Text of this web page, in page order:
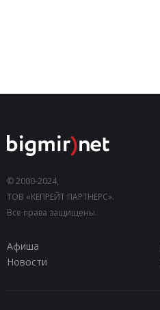
© 2000-2024,
ТОВ «КЕПРЕЙТ ПАРТНЕРС».
Все права защищены.
Афиша
Новости